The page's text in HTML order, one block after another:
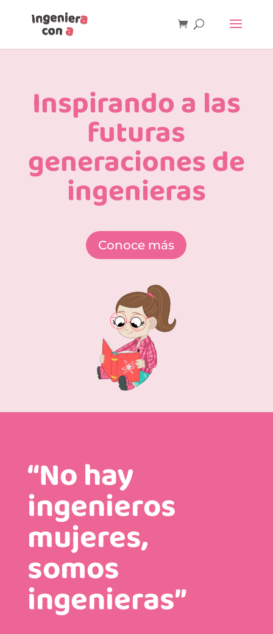
Inspirando a las
futuras
generaciones de
ingenieras
Conoce más
“No hay
ingenieros
mujeres,
somos
ingenieras”